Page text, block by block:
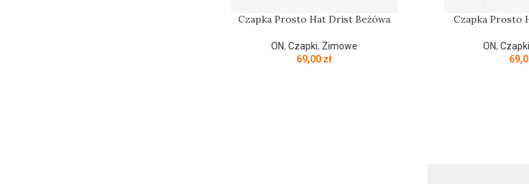
Czapka Prosto Hat Drist Beżówa
ON, Czapki, Zimowe
69,00 zł
Czapka Prosto
ON,